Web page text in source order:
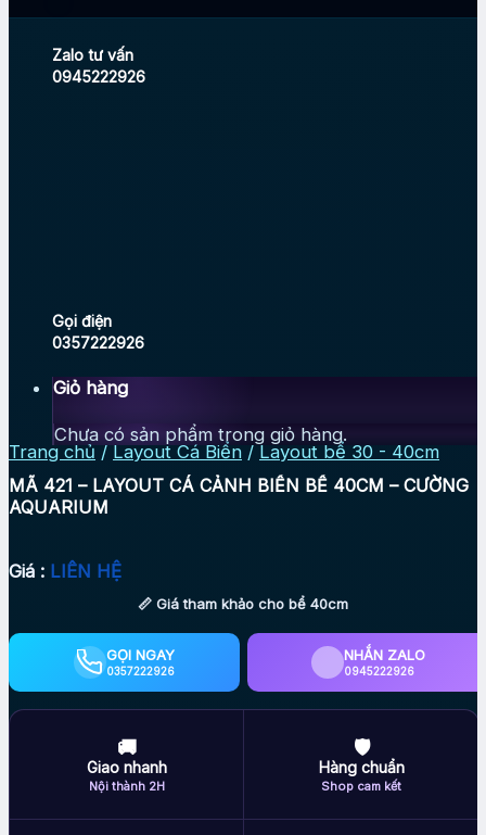
Zalo tư vấn
0945222926
Gọi điện
0357222926
Giỏ hàng
Chưa có sản phẩm trong giỏ hàng.
Trang chủ / Layout Cá Biển / Layout bể 30 - 40cm
MÃ 421 – LAYOUT CÁ CẢNH BIỂN BỂ 40CM – CƯỜNG
AQUARIUM
Giá : LIÊN HỆ
📏 Giá tham khảo cho bể 40cm
GỌI NGAY
0357222926
NHẮN ZALO
0945222926
🚚
Giao nhanh
Nội thành 2H
🛡
Hàng chuẩn
Shop cam kết